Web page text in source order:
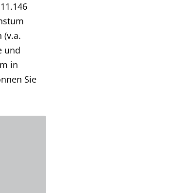
(v.a.
und
in
Sie